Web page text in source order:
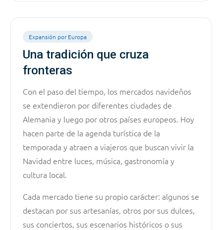
Expansión por Europa
Una tradición que cruza
fronteras
Con el paso del tiempo, los mercados navideños
se extendieron por diferentes ciudades de
Alemania y luego por otros países europeos. Hoy
hacen parte de la agenda turística de la
temporada y atraen a viajeros que buscan vivir la
Navidad entre luces, música, gastronomía y
cultura local.
Cada mercado tiene su propio carácter: algunos se
destacan por sus artesanías, otros por sus dulces,
sus conciertos, sus escenarios históricos o sus